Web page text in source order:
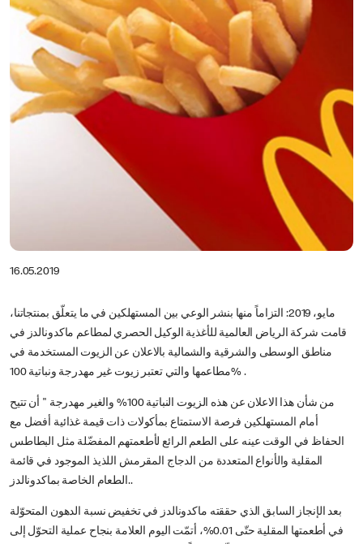
16.05.2019
مايو، 2019: التزاماً منها بنشر الوعي بين المستهلكين في ما يتعلّق بمنتجاتنا،
قامت شركة الرياض العالمية للأغذية الوكيل الحصري لمطاعم ماكدونالدز في
مناطق الوسطى والشرقية والشمالية بالاعلان عن الزيوت المستخدمة في
مطاعمها والتي تعتبر زيوت غير مهدرجة ونباتية 100% .
من شأن هذا الاعلان عن هذه الزيوت النباتية 100% والغير مهدرجة " أن تتيح
أمام المستهلكين فرصة الاستمتاع بمأكولات ذات قيمة غذائية أفضل مع
الحفاظ في الوقت عينه على الطعم الرائع لأطعمتهم المفضّلة مثل البطاطس
المقلية والأنواع المتعددة من الدجاج المقرمش اللذيذ الموجود في قائمة
الطعام الخاصة بماكدونالدز..
بعد الإنجاز السابق الذي حققته ماكدونالدز في تخفيض نسبة الدهون المتحوّلة
في أطعمتها المقلية حتّى 0.01%، أتمّت اليوم العلامة بنجاح عملية التحوّل إلى